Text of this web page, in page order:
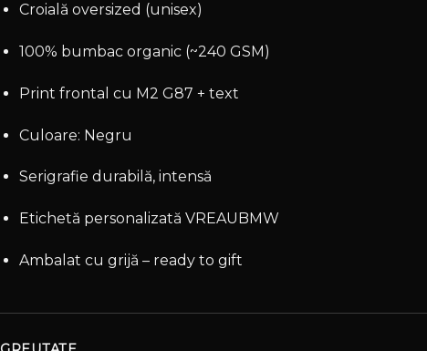
Croială oversized (unisex)
100% bumbac organic (~240 GSM)
Print frontal cu M2 G87 + text
Culoare: Negru
Serigrafie durabilă, intensă
Etichetă personalizată VREAUBMW
Ambalat cu grijă – ready to gift